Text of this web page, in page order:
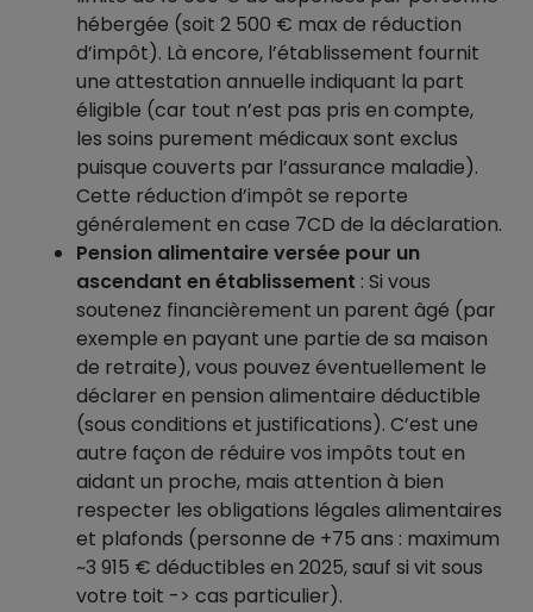
hébergée (soit 2 500 € max de réduction
d’impôt). Là encore, l’établissement fournit
une attestation annuelle indiquant la part
éligible (car tout n’est pas pris en compte,
les soins purement médicaux sont exclus
puisque couverts par l’assurance maladie).
Cette réduction d’impôt se reporte
généralement en case 7CD de la déclaration.
Pension alimentaire versée pour un
ascendant en établissement : Si vous
soutenez financièrement un parent âgé (par
exemple en payant une partie de sa maison
de retraite), vous pouvez éventuellement le
déclarer en pension alimentaire déductible
(sous conditions et justifications). C’est une
autre façon de réduire vos impôts tout en
aidant un proche, mais attention à bien
respecter les obligations légales alimentaires
et plafonds (personne de +75 ans : maximum
~3 915 € déductibles en 2025, sauf si vit sous
votre toit -> cas particulier).